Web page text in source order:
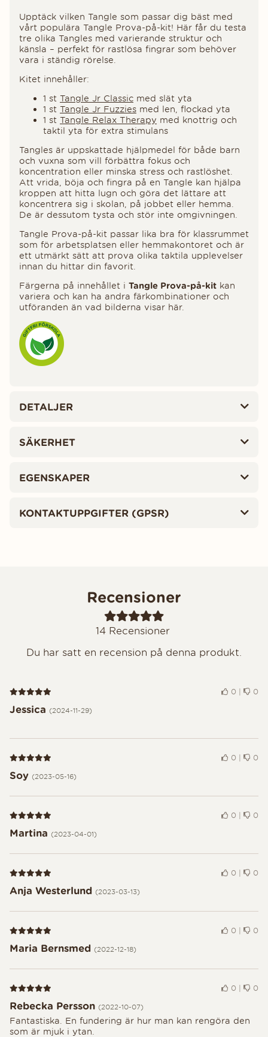
Upptäck vilken Tangle som passar dig bäst med
vårt populära Tangle Prova-på-kit! Här får du testa
tre olika Tangles med varierande struktur och
känsla – perfekt för rastlösa fingrar som behöver
vara i ständig rörelse.
Kitet innehåller:
1 st Tangle Jr Classic med slät yta
1 st Tangle Jr Fuzzies med len, flockad yta
1 st Tangle Relax Therapy med knottrig och
taktil yta för extra stimulans
Tangles är uppskattade hjälpmedel för både barn
och vuxna som vill förbättra fokus och
koncentration eller minska stress och rastlöshet.
Att vrida, böja och fingra på en Tangle kan hjälpa
kroppen att hitta lugn och göra det lättare att
koncentrera sig i skolan, på jobbet eller hemma.
De är dessutom tysta och stör inte omgivningen.
Tangle Prova-på-kit passar lika bra för klassrummet
som för arbetsplatsen eller hemmakontoret och är
ett utmärkt sätt att prova olika taktila upplevelser
innan du hittar din favorit.
Färgerna på innehållet i Tangle Prova-på-kit kan
variera och kan ha andra färkombinationer och
utföranden än vad bilderna visar här.
DETALJER
SÄKERHET
EGENSKAPER
KONTAKTUPPGIFTER (GPSR)
Recensioner
14Recensioner
Du har satt en recension på denna produkt.
Recension 5 av 5 0 | 0
Jessica (2024-11-29)
Recension 5 av 5 0 | 0
Soy (2023-05-16)
Recension 5 av 5 0 | 0
Martina (2023-04-01)
Recension 5 av 5 0 | 0
Anja Westerlund (2023-03-13)
Recension 5 av 5 0 | 0
Maria Bernsmed (2022-12-18)
Recension 5 av 5 0 | 0
Rebecka Persson (2022-10-07)
Fantastiska. En fundering är hur man kan rengöra den
som är mjuk i ytan.